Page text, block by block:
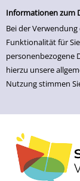
Informationen zum
Bei der
Funktionalität für
personenbezogene
hierzu unsere
Nutzung stimmen
zur Navigation springen
zum Inhalt springen
Zur Detailanzeige